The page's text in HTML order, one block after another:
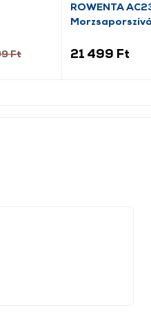
Ft
ROWENTA
Morzsaporszívó
21 499 Ft